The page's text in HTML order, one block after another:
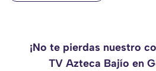
¡No te pierdas nuestro
TV Azteca Bajío en